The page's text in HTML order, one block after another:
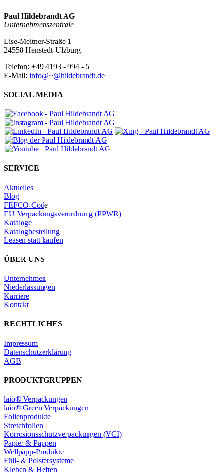
Paul Hildebrandt AG
Unternehmenszentrale
Lise-Meitner-Straße 1
24558 Henstedt-Ulzburg
Telefon: +49 4193 - 994 - 5
E-Mail: info@~@hildebrandt.de
SOCIAL MEDIA
SERVICE
Aktuelles
Blog
FEFCO-Code
EU-Verpackungsverordnung (PPWR)
Kataloge
Katalogbestellung
Leasen statt kaufen
ÜBER UNS
Unternehmen
Niederlassungen
Karriere
Kontakt
RECHTLICHES
Impressum
Datenschutzerklärung
AGB
PRODUKTGRUPPEN
laio® Verpackungen
laio® Green Verpackungen
Folienprodukte
Stretchfolien
Korrosionsschutzverpackungen (VCI)
Papier & Pappen
Wellpapp-Produkte
Füll- & Polstersysteme
Kleben & Heften